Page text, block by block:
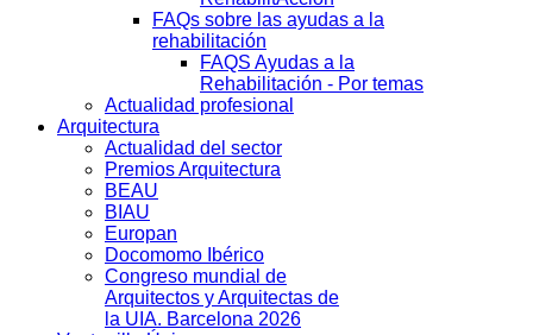
FAQs sobre las ayudas a la
rehabilitación
FAQS Ayudas a la
Rehabilitación - Por temas
Actualidad profesional
Arquitectura
Actualidad del sector
Premios Arquitectura
BEAU
BIAU
Europan
Docomomo Ibérico
Congreso mundial de
Arquitectos y Arquitectas de
la UIA. Barcelona 2026